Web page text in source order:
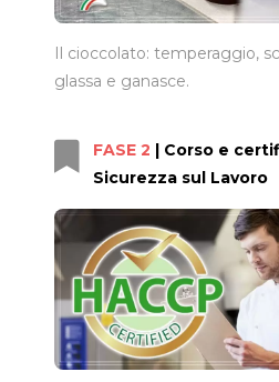
Il cioccolato: temperaggio,
glassa e ganasce.
FASE 2 | Corso e
Sicurezza sul Lavoro